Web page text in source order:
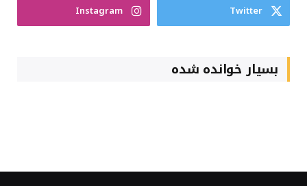
Twitter
Instagram
بسیار خوانده شده